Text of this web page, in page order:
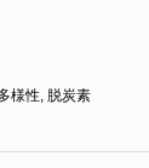
様性, 脱炭素